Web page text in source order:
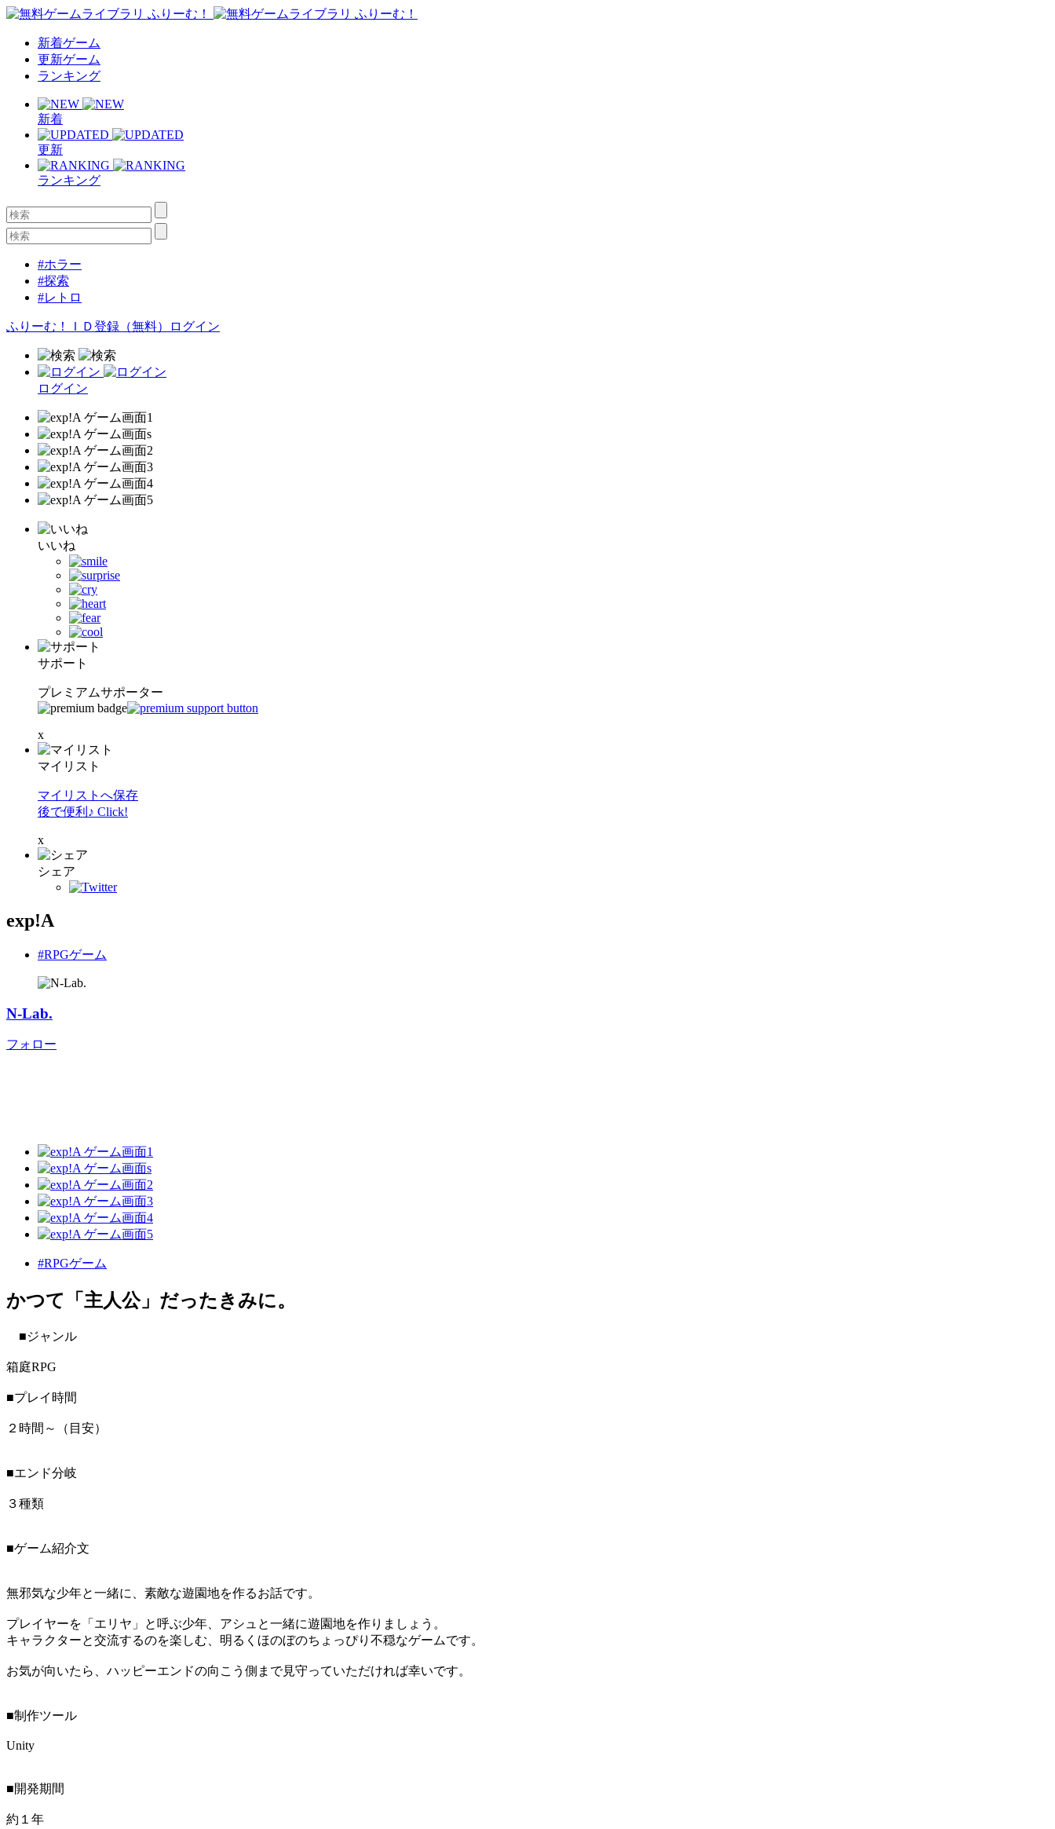
新着ゲーム
更新ゲーム
ランキング
新着
更新
ランキング
#ホラー
#探索
#レトロ
ふりーむ！ＩＤ登録（無料） ログイン
ログイン
いいね
サポート
プレミアムサポーター
x
マイリスト
マイリストへ保存
後で便利♪ Click!
x
シェア
exp!A
#RPGゲーム
N-Lab.
フォロー
#RPGゲーム
かつて「主人公」だったきみに。
■ジャンル
箱庭RPG
■プレイ時間
２時間～（目安）
■エンド分岐
３種類
■ゲーム紹介文
無邪気な少年と一緒に、素敵な遊園地を作るお話です。
プレイヤーを「エリヤ」と呼ぶ少年、アシュと一緒に遊園地を作りましょう。
キャラクターと交流するのを楽しむ、明るくほのぼのちょっぴり不穏なゲームです。
お気が向いたら、ハッピーエンドの向こう側まで見守っていただければ幸いです。
■制作ツール
Unity
■開発期間
約１年